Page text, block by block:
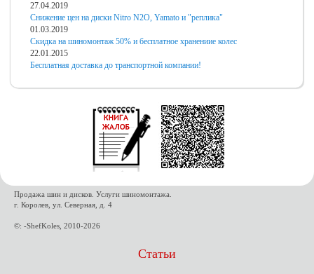
27.04.2019
Снижение цен на диски Nitro N2O, Yamato и "реплика"
01.03.2019
Скидка на шиномонтаж 50% и бесплатное хранениие колес
22.01.2015
Бесплатная доставка до транспортной компании!
Продажа шин и дисков. Услуги шиномонтажа.
г. Королев, ул. Северная, д. 4
©: -ShefKoles, 2010-2026
Статьи